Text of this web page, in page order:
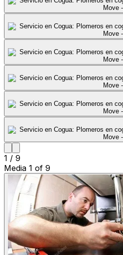
1 / 9
Media 1 of 9